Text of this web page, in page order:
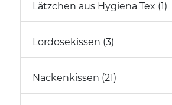
Unterkörper (22)
Lagerungskissen alle (33)
Lagerungskissen - Bezüge (22)
Lätzchen aus Hygiena Tex (1)
Lordosekissen (3)
Nackenkissen (21)